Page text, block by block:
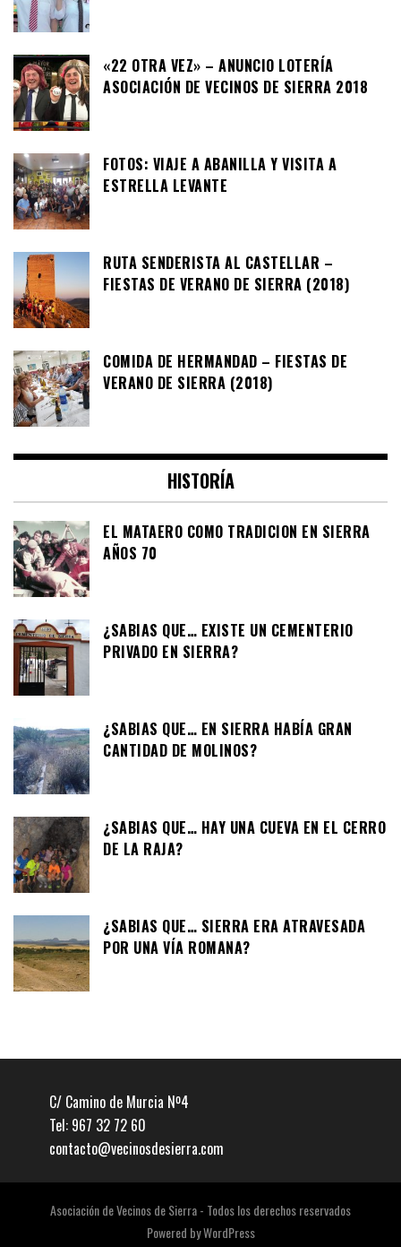
«22 OTRA VEZ» – ANUNCIO LOTERÍA
ASOCIACIÓN DE VECINOS DE SIERRA 2018
FOTOS: VIAJE A ABANILLA Y VISITA A
ESTRELLA LEVANTE
RUTA SENDERISTA AL CASTELLAR –
FIESTAS DE VERANO DE SIERRA (2018)
COMIDA DE HERMANDAD – FIESTAS DE
VERANO DE SIERRA (2018)
HISTORÍA
EL MATAERO COMO TRADICION EN SIERRA
AÑOS 70
¿SABIAS QUE… EXISTE UN CEMENTERIO
PRIVADO EN SIERRA?
¿SABIAS QUE… EN SIERRA HABÍA GRAN
CANTIDAD DE MOLINOS?
¿SABIAS QUE… HAY UNA CUEVA EN EL CERRO
DE LA RAJA?
¿SABIAS QUE… SIERRA ERA ATRAVESADA
POR UNA VÍA ROMANA?
C/ Camino de Murcia Nº4
Tel: 967 32 72 60
contacto@vecinosdesierra.com
Asociación de Vecinos de Sierra - Todos los derechos reservados
Powered byWordPress